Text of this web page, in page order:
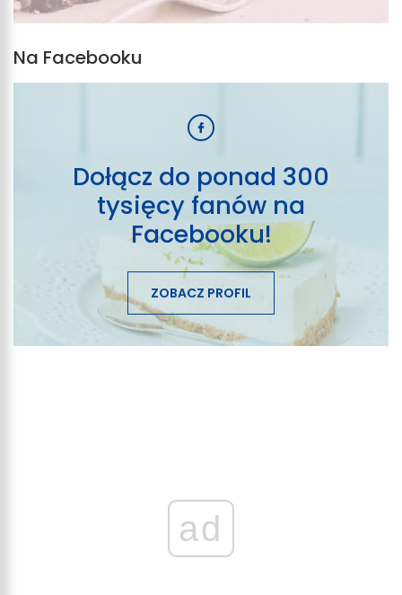
Na Facebooku
Dołącz do ponad 300
tysięcy fanów na
Facebooku!
ZOBACZ PROFIL
ad